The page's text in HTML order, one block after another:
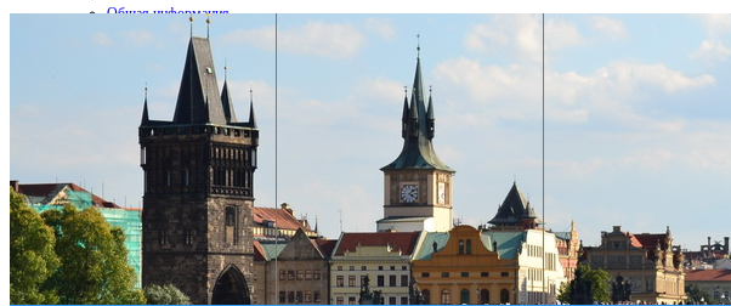
Общая информация
Советы Автотуристу
Правила дор.движения
Карты и путеводители
Интерактивная карта
Карты платных дорог
Карта сайта
Услуги On-line